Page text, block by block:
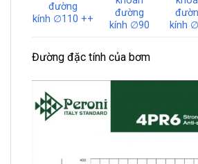
đường
kính ∅110 ++
đường
kính ∅90
kính
Đường đặc tính của bơm